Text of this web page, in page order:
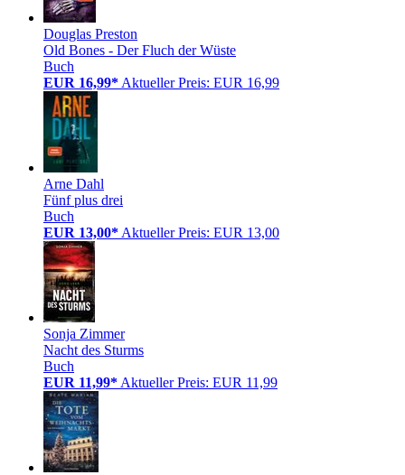
Douglas Preston
Old Bones - Der Fluch der Wüste
Buch
EUR 16,99* Aktueller Preis: EUR 16,99
Arne Dahl
Fünf plus drei
Buch
EUR 13,00* Aktueller Preis: EUR 13,00
Sonja Zimmer
Nacht des Sturms
Buch
EUR 11,99* Aktueller Preis: EUR 11,99